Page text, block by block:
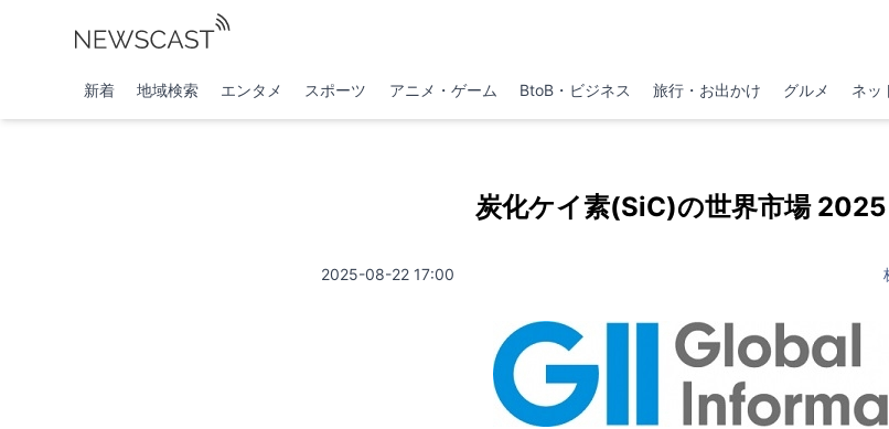
新着 地域検索 エンタメ スポーツ アニメ・ゲーム BtoB・ビジネス 旅行・お出かけ グルメ ネッ
炭化ケイ素(SiC)の世界市場
2025-08-22 17:00